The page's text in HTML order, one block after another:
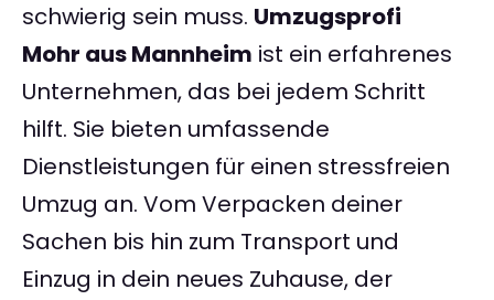
schwierig sein muss. Umzugsprofi
Mohr aus Mannheim ist ein erfahrenes
Unternehmen, das bei jedem Schritt
hilft. Sie bieten umfassende
Dienstleistungen für einen stressfreien
Umzug an. Vom Verpacken deiner
Sachen bis hin zum Transport und
Einzug in dein neues Zuhause, der